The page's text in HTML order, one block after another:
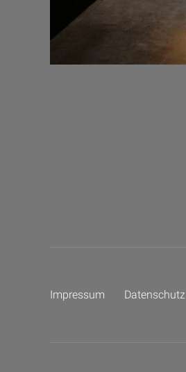
Impressum Datenschutz